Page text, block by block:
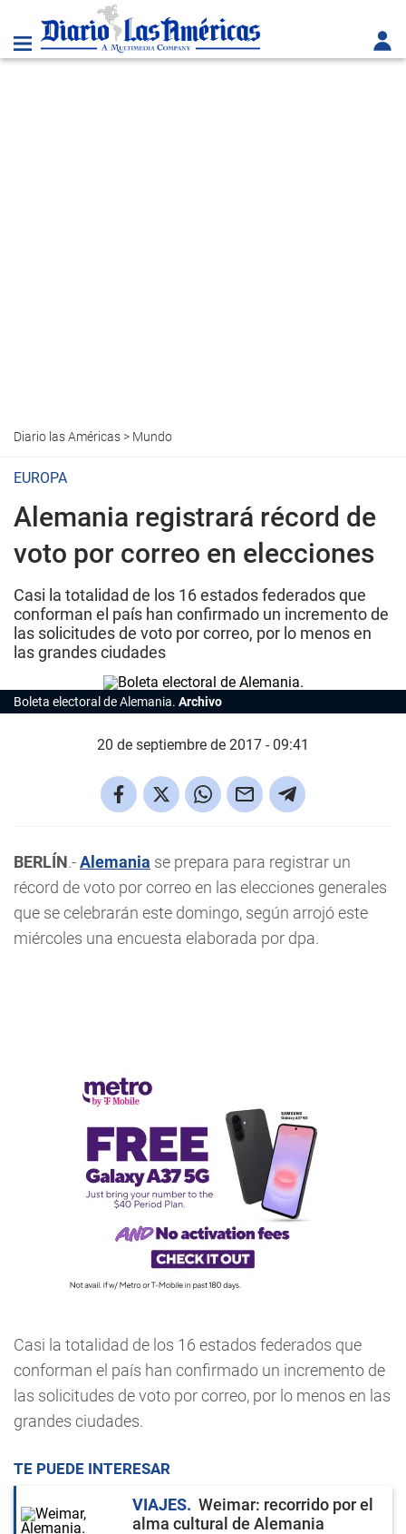
Diario las Américas> Mundo
EUROPA
Alemania registrará récord de
voto por correo en elecciones
Casi la totalidad de los 16 estados federados que
conforman el país han confirmado un incremento de
las solicitudes de voto por correo, por lo menos en
las grandes ciudades
Boleta electoral de Alemania. Archivo
20 de septiembre de 2017 - 09:41
BERLÍN.-Alemania se prepara para registrar un
récord de voto por correo en las elecciones generales
que se celebrarán este domingo, según arrojó este
miércoles una encuesta elaborada por dpa.
Casi la totalidad de los 16 estados federados que
conforman el país han confirmado un incremento de
las solicitudes de voto por correo, por lo menos en las
grandes ciudades.
TE PUEDE INTERESAR
VIAJES
Weimar: recorrido por el
alma cultural de Alemania